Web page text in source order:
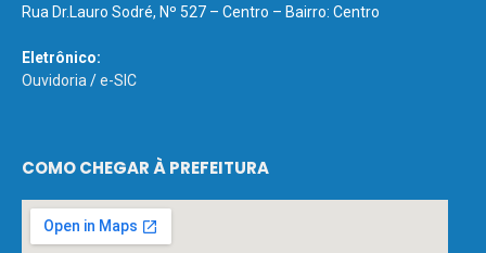
Rua Dr.Lauro Sodré, Nº 527 – Centro – Bairro: Centro
Eletrônico:
Ouvidoria /e-SIC
COMO CHEGAR À PREFEITURA